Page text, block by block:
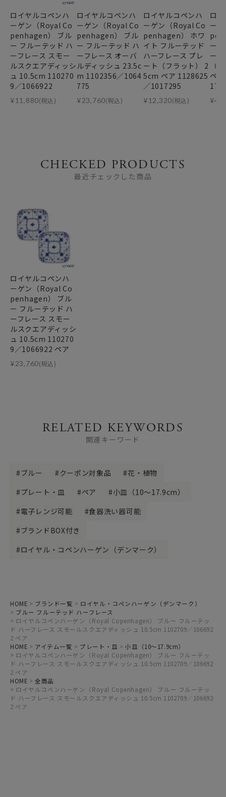
ロイヤルコペンハ
ーゲン（Royal Co
penhagen） ブル
ー フルーテッド ハ
ーフレース スモー
ルスクエアディッシ
ュ 10.5cm 110270
9／1066922
¥11,880(税込)
ロイヤルコペンハ
ーゲン（Royal Co
penhagen） ブル
ー フルーテッド ハ
ーフレース オーバ
ルディッシュ 23.5c
m 1102356／1064
775
¥23,760(税込)
ロイヤルコペンハ
ーゲン（Royal Co
penhagen） ホワ
イト フルーテッド
ハーフレース プレ
ート（フラット） 2
5cm ペア 1128625
／1017295
¥12,320(税込)
ロ
ー
ー
ー
（
ペ
¥
CHECKED PRODUCTS
最近チェックした商品
ロイヤルコペンハ
ーゲン（Royal Co
penhagen） ブル
ー フルーテッド ハ
ーフレース スモー
ルスクエアディッシ
ュ 10.5cm 110270
9／1066922 ペア
¥23,760(税込)
RELATED KEYWORDS
関連キーワード
ブルー クーポン対象品
花・植物
プレート・皿
ペア
小皿（10～17.9cm）
電子レンジ可能
食器洗い器可能
ブランドBOX付き
ロイヤル・コペンハーゲン（デンマーク）
HOME ブランド一覧
ロイヤル・コペンハーゲン（デンマーク）
ブルー フルーテッド ハーフレース
ロイヤルコペンハーゲン（Royal Copenhagen） ブルー フルーテッ
ド ハーフレース スモールスクエアディッシュ 10.5cm 1102709／106692
2 ペア
HOME
アイテム一覧 プレート・皿
小皿（10～17.9cm）
ロイヤルコペンハーゲン（Royal Copenhagen） ブルー フルーテッ
ド ハーフレース スモールスクエアディッシュ 10.5cm 1102709／106692
2 ペア
HOME
全商品
ロイヤルコペンハーゲン（Royal Copenhagen） ブルー フルーテッ
ド ハーフレース スモールスクエアディッシュ 10.5cm 1102709／106692
2 ペア